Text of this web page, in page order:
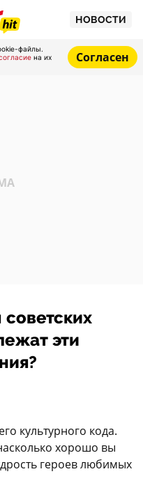
НОВОСТИ
файлы.
на их
Согласен
советских
эти
культурного кода.
хорошо вы
героев любимых